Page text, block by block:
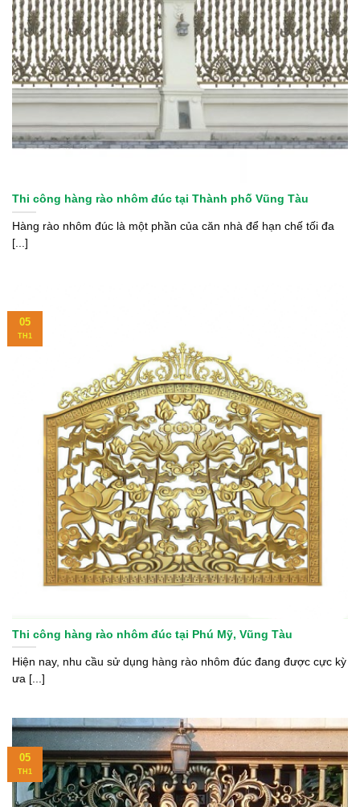
Thi công hàng rào nhôm đúc tại Thành phố Vũng Tàu
Hàng rào nhôm đúc là một phần của căn nhà để hạn chế tối đa
[...]
Thi công hàng rào nhôm đúc tại Phú Mỹ, Vũng Tàu
Hiện nay, nhu cầu sử dụng hàng rào nhôm đúc đang được cực kỳ
ưa [...]
05
TH1
05
TH1